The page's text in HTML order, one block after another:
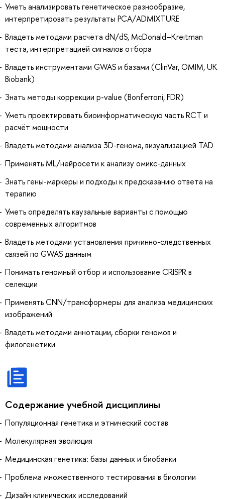
Уметь анализировать генетическое разнообразие,
интерпретировать результаты PCA/ADMIXTURE
Владеть методами расчёта dN/dS, McDonald–Kreitman
теста, интерпретацией сигналов отбора
Владеть инструментами GWAS и базами (ClinVar, OMIM, UK
Biobank)
Знать методы коррекции p-value (Bonferroni, FDR)
Уметь проектировать биоинформатическую часть RCT и
расчёт мощности
Владеть методами анализа 3D-генома, визуализацией TAD
Применять ML/нейросети к анализу омикс-данных
Знать гены-маркеры и подходы к предсказанию ответа на
терапию
Уметь определять каузальные варианты с помощью
современных алгоритмов
Владеть методами установления причинно-следственных
связей по GWAS данным
Понимать геномный отбор и использование CRISPR в
селекции
Применять CNN/трансформеры для анализа медицинских
изображений
Владеть методами аннотации, сборки геномов и
филогенетики
Содержание учебной дисциплины
Популяционная генетика и этнический состав
Молекулярная эволюция
Медицинская генетика: базы данных и биобанки
Проблема множественного тестирования в биологии
Дизайн клинических исследований